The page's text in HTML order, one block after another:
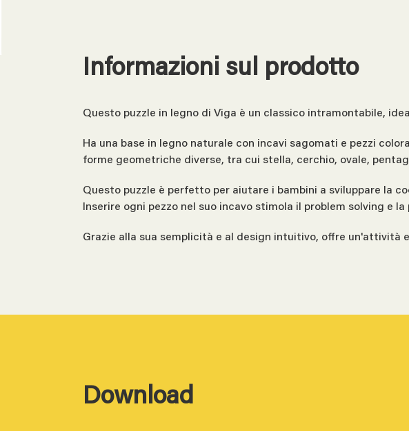
Informazioni sul prodotto
Questo puzzle in legno di Viga è un classico intramontabile,
Ha una base in legno naturale con incavi sagomati e pezzi
forme geometriche diverse, tra cui stella, cerchio, ovale,
Questo puzzle è perfetto per aiutare i bambini a sviluppare la
Inserire ogni pezzo nel suo incavo stimola il problem solving e la
Grazie alla sua semplicità e al design intuitivo, offre
Download